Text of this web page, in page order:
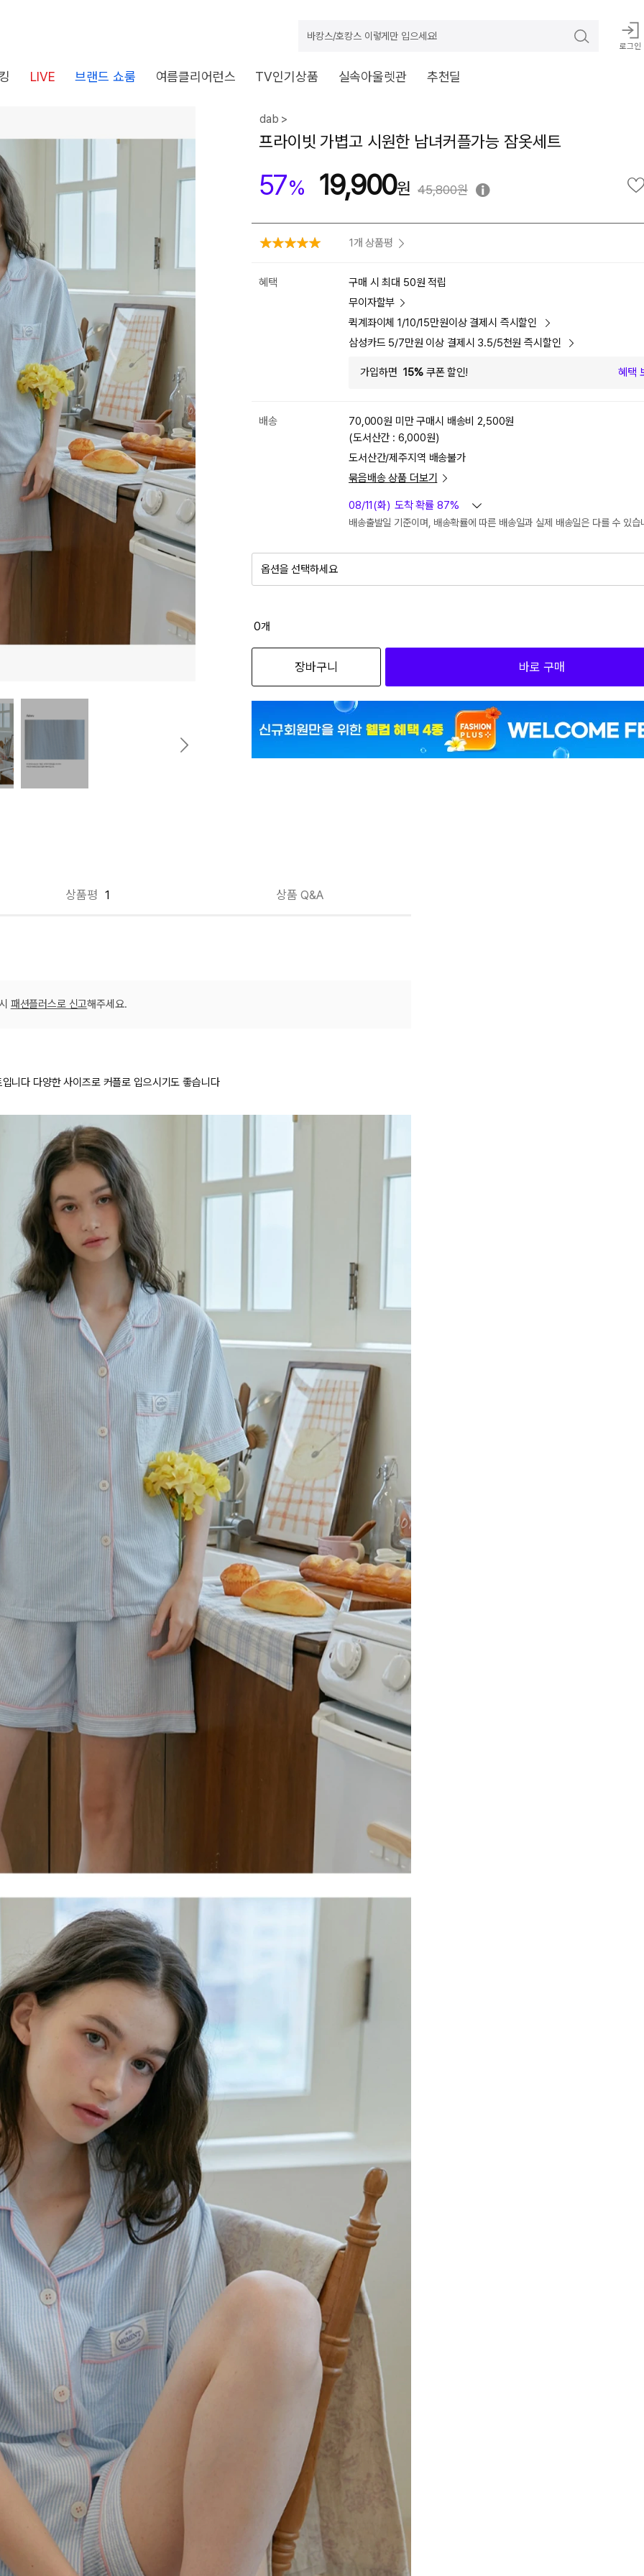
바캉스/호캉스 이렇게만 입으세요!
로그인
LIVE 브랜드 쇼룸 여름클리어런스 TV인기상품 실속아울렛관 추천딜
장바구니 쿠폰
가능 쿠폰
습니다.
품이에요
?
쇼핑 계속하기 장바구니 가기
dab >
프라이빗 가볍고 시원한 남녀커플가능 잠옷세트
57% 19,900 45,800원
1개 상품평
혜택
구매 시 최대 50원 적립
무이자할부
퀵계좌이체 1/10/15만원이상 결제시 즉시할인
삼성카드 5/7만원 이상 결제시 3.5/5천원 즉시할인
가입하면 15%쿠폰 할인! 혜택
배송 70,000원 미만 구매시 배송비 2,500원
(도서산간 : 6,000원)
도서산간/제주지역 배송불가
묶음배송 상품 더보기
08/11(화) 도착 확률 87%
배송출발일 기준이며, 배송확률에 따른 배송일과 실제 배송일은 다를 수 있습
옵션을 선택하세요
옐로우라인남성 L
핑크라인여성 Free
0개
장바구니 바로 구매
상품평 1 상품 Q&A